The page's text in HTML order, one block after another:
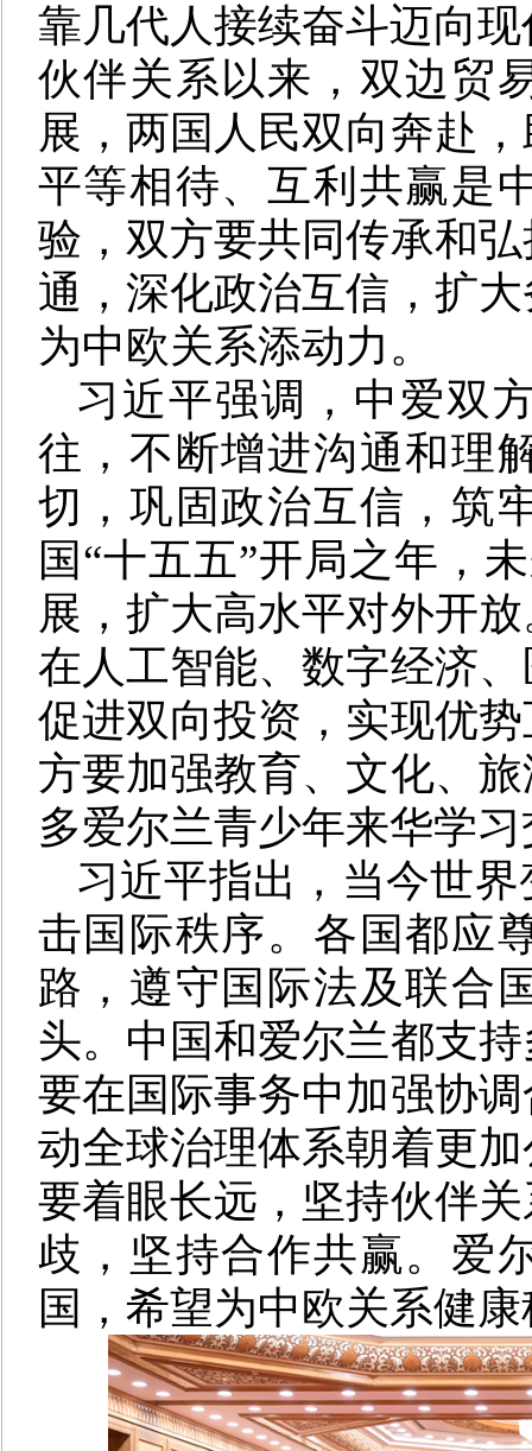
靠几代人接续奋斗迈向
伙伴关系以来，双边贸
展，两国人民双向奔赴
平等相待、互利共赢是
验，双方要共同传承和
通，深化政治互信，扩
为中欧关系添动力。
习近平强调，中爱双
往，不断增进沟通和理
切，巩固政治互信，筑
国“十五五”开局之年，
展，扩大高水平对外开
在人工智能、数字经济
促进双向投资，实现优
方要加强教育、文化、
多爱尔兰青少年来华学
习近平指出，当今世
击国际秩序。各国都应
路，遵守国际法及联合
头。中国和爱尔兰都支
要在国际事务中加强协
动全球治理体系朝着更
要着眼长远，坚持伙伴
歧，坚持合作共赢。爱
国，希望为中欧关系健